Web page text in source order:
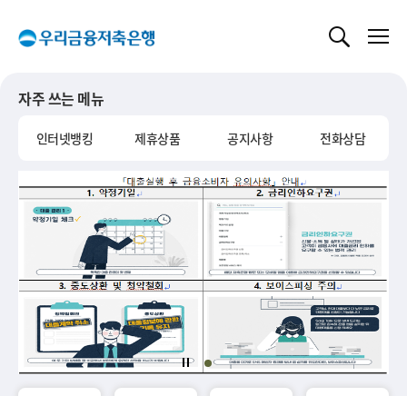
자주 쓰는 메뉴
인터넷뱅킹 제휴상품 공지사항 전화상담